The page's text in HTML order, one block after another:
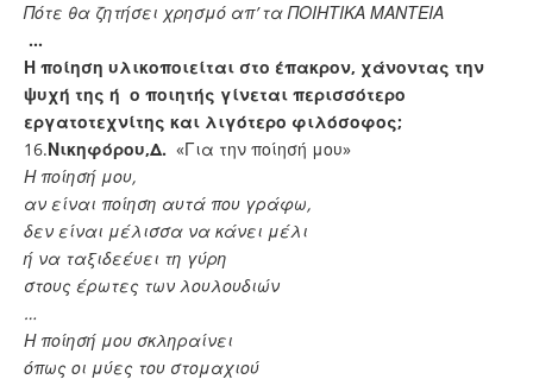
Πότε θα ζητήσει χρησμό απ’ τα ΠΟΙΗΤΙΚΑ ΜΑΝΤΕΙΑ
…
Η ποίηση υλικοποιείται στο έπακρον, χάνοντας την
ψυχή της ή ο ποιητής γίνεται περισσότερο
εργατοτεχνίτης και λιγότερο φιλόσοφος;
16.Νικηφόρου,Δ. «Για την ποίησή μου»
Η ποίησή μου,
αν είναι ποίηση αυτά που γράφω,
δεν είναι μέλισσα να κάνει μέλι
ή να ταξιδεέυει τη γύρη
στους έρωτες των λουλουδιών
…
Η ποίησή μου σκληραίνει
όπως οι μύες του στομαχιού